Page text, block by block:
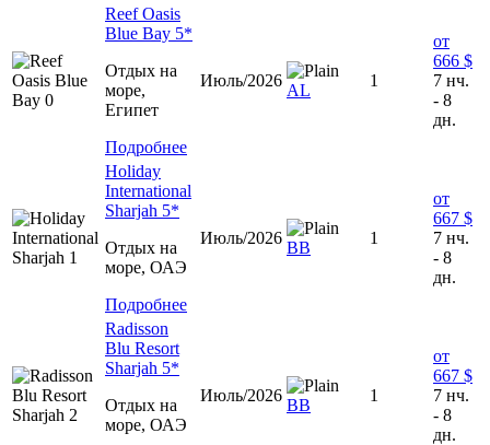
Reef Oasis
Blue Bay 5*
Отдых на
море,
Египет
Подробнее
Июль/2026
AL
1
от
666 $
7 нч.
- 8
дн.
Holiday
International
Sharjah 5*
Отдых на
море, ОАЭ
Подробнее
Июль/2026
BB
1
от
667 $
7 нч.
- 8
дн.
Radisson
Blu Resort
Sharjah 5*
Отдых на
море, ОАЭ
Июль/2026
ВВ
1
от
667 $
7 нч.
- 8
дн.